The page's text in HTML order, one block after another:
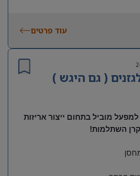
עוד פרטים
( גם היגש )
מוביל בתחום ייצור אריזות
השתלמות!